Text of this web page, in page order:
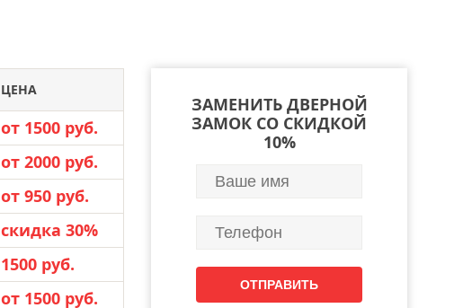
ЦЕНА
от 1500 руб.
от 2000 руб.
от 950 руб.
скидка 30%
1500 руб.
от 1500 руб.
ЗАМЕНИТЬ ДВЕРНОЙ
ЗАМОК СО СКИДКОЙ
10%